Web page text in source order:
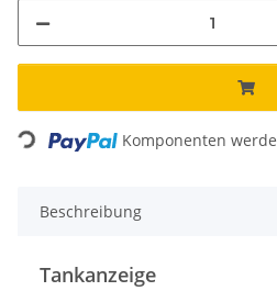
Loading... Komponenten
Beschreibung
Tankanzeige